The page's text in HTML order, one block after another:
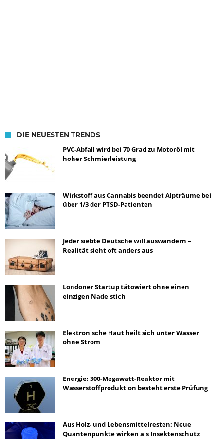
DIE NEUESTEN TRENDS
PVC-Abfall wird bei 70 Grad zu Motoröl mit
hoher Schmierleistung
Wirkstoff aus Cannabis beendet Alpträume bei
über 1/3 der PTSD-Patienten
Jeder siebte Deutsche will auswandern –
Realität sieht oft anders aus
Londoner Startup tätowiert ohne einen
einzigen Nadelstich
Elektronische Haut heilt sich unter Wasser
ohne Strom
Energie: 300-Megawatt-Reaktor mit
Wasserstoffproduktion besteht erste Prüfung
Aus Holz- und Lebensmittelresten: Neue
Quantenpunkte wirken als Insektenschutz